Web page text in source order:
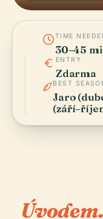
TIME
30–45
ENTRY
Zdarma
BEST
Jaro
Úvodem.